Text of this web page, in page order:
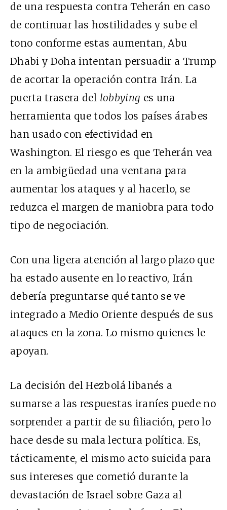
de una respuesta contra Teherán en caso
de continuar las hostilidades y sube el
tono conforme estas aumentan, Abu
Dhabi y Doha intentan persuadir a Trump
de acortar la operación contra Irán. La
puerta trasera del lobbying es una
herramienta que todos los países árabes
han usado con efectividad en
Washington. El riesgo es que Teherán vea
en la ambigüedad una ventana para
aumentar los ataques y al hacerlo, se
reduzca el margen de maniobra para todo
tipo de negociación.
Con una ligera atención al largo plazo que
ha estado ausente en lo reactivo, Irán
debería preguntarse qué tanto se ve
integrado a Medio Oriente después de sus
ataques en la zona. Lo mismo quienes le
apoyan.
La decisión del Hezbolá libanés a
sumarse a las respuestas iraníes puede no
sorprender a partir de su filiación, pero lo
hace desde su mala lectura política. Es,
tácticamente, el mismo acto suicida para
sus intereses que cometió durante la
devastación de Israel sobre Gaza al